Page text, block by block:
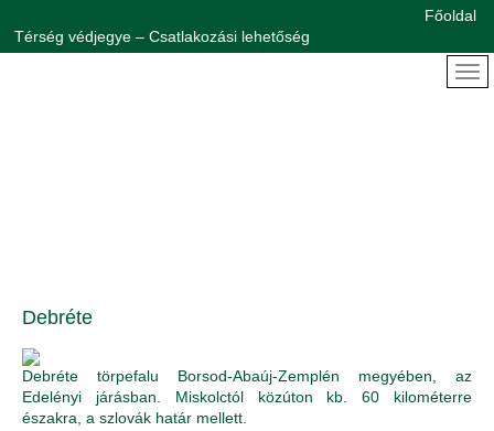
Főoldal
Térség védjegye – Csatlakozási lehetőség
Debréte
Debréte törpefalu Borsod-Abaúj-Zemplén megyében, az
Edelényi járásban. Miskolctól közúton kb. 60 kilométerre
északra, a szlovák határ mellett.